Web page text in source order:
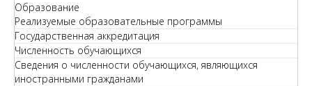
Образование
Реализуемые образовательные программы
Государственная аккредитация
Численность обучающихся
Сведения о численности обучающихся, являющихся
иностранными гражданами